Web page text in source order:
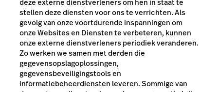
deze externe dienstverleners om hen in staat te
stellen deze diensten voor ons te verrichten. Als
gevolg van onze voortdurende inspanningen om
onze Websites en Diensten te verbeteren, kunnen
onze externe dienstverleners periodiek veranderen.
Zo werken we samen met derden die
gegevensopslagoplossingen,
gegevensbeveiligingstools en
informatiebeheerdiensten leveren. Sommige van